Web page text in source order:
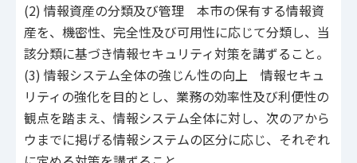
(2) 情報資産の分類及び管理 本市の保有する情報資
産を、機密性、完全性及び可用性に応じて分類し、当
該分類に基づき情報セキュリティ対策を講ずること。
(3) 情報システム全体の強じん性の向上 情報セキュ
リティの強化を目的とし、業務の効率性及び利便性の
観点を踏まえ、情報システム全体に対し、次のアから
ウまでに掲げる情報システムの区分に応じ、それぞれ